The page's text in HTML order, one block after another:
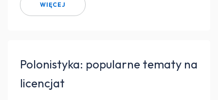
WIĘCEJ
Polonistyka: popularne tematy na
licencjat